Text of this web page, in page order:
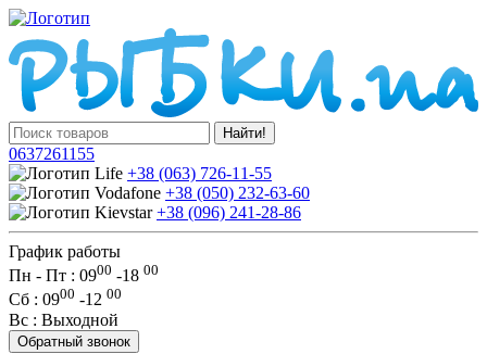
Найти!
0637261155
+38 (063) 726-11-55
+38 (050) 232-63-60
+38 (096) 241-28-86
График работы
Пн - Пт : 0900 -18 00
Сб : 0900 -12 00
Вс : Выходной
Обратный звонок